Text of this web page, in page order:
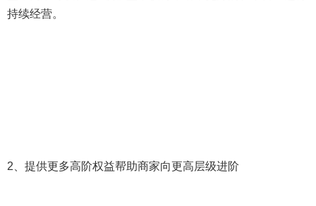
持续经营。
2、提供更多高阶权益帮助商家向更高层级进阶